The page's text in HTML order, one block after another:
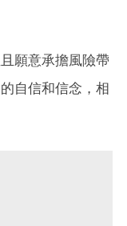
願意承擔風險帶
自信和信念，相